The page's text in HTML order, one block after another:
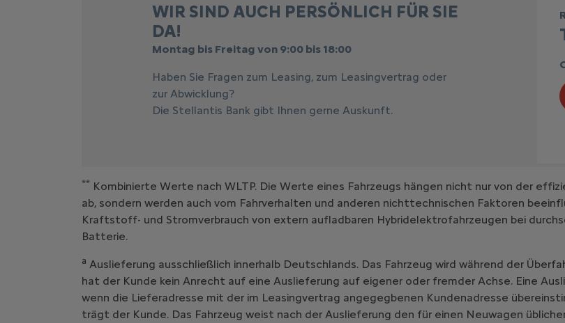
WIR SIND AUCH PERSÖNLICH FÜR SIE
DA!
Montag bis Freitag von 9:00 bis 18:00
Haben Sie Fragen zum Leasing, zum Leasingvertrag oder
zur Abwicklung?
Die Stellantis Bank gibt Ihnen gerne Auskunft.
** Kombinierte Werte nach WLTP. Die Werte eines Fahrzeugs hängen nicht nur von der
ab, sondern werden auch vom Fahrverhalten und anderen nichttechnischen Faktoren
Kraftstoff- und Stromverbrauch von extern aufladbaren Hybridelektrofahrzeugen bei
Batterie.
a Auslieferung ausschließlich innerhalb Deutschlands. Das Fahrzeug wird während der
hat der Kunde kein Anrecht auf eine Auslieferung auf eigener oder fremder Achse. Eine
wenn die Lieferadresse mit der im Leasingvertrag angegegbenen Kundenadresse
trägt der Kunde. Das Fahrzeug weist nach der Auslieferung den für einen Neuwagen